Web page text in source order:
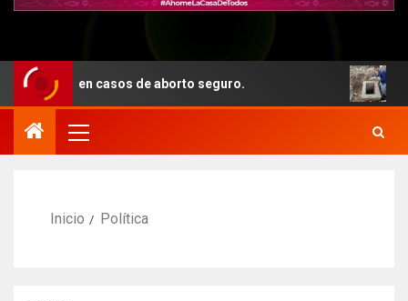
en casos de aborto seguro. Con
Inicio Política